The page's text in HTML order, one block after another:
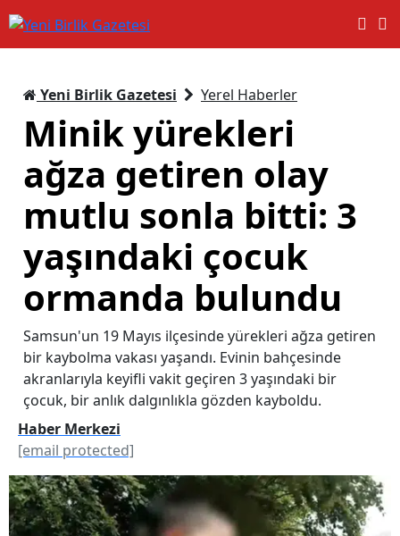
Yeni Birlik Gazetesi Yerel Haberler
Minik yürekleri
ağza getiren olay
mutlu sonla bitti: 3
yaşındaki çocuk
ormanda bulundu
Samsun'un 19 Mayıs ilçesinde yürekleri ağza getiren
bir kaybolma vakası yaşandı. Evinin bahçesinde
akranlarıyla keyifli vakit geçiren 3 yaşındaki bir
çocuk, bir anlık dalgınlıkla gözden kayboldu.
Haber Merkezi
[email protected]